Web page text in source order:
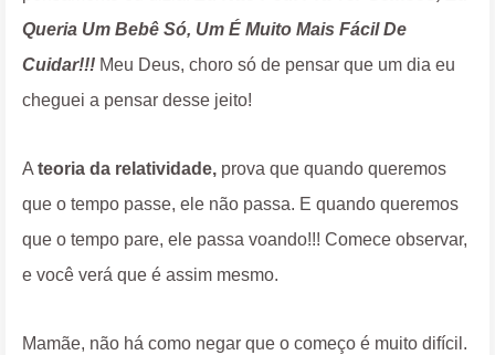
Queria Um Bebê Só, Um É Muito Mais Fácil De
Cuidar!!! Meu Deus, choro só de pensar que um dia eu
cheguei a pensar desse jeito!
A teoria da relatividade, prova que quando queremos
que o tempo passe, ele não passa. E quando queremos
que o tempo pare, ele passa voando!!! Comece observar,
e você verá que é assim mesmo.
Mamãe, não há como negar que o começo é muito difícil.